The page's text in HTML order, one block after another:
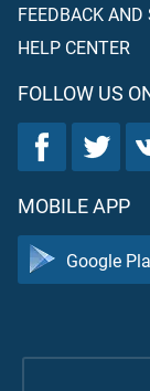
FEEDBACK AND
HELP CENTER
FOLLOW US
MOBILE APP
Google